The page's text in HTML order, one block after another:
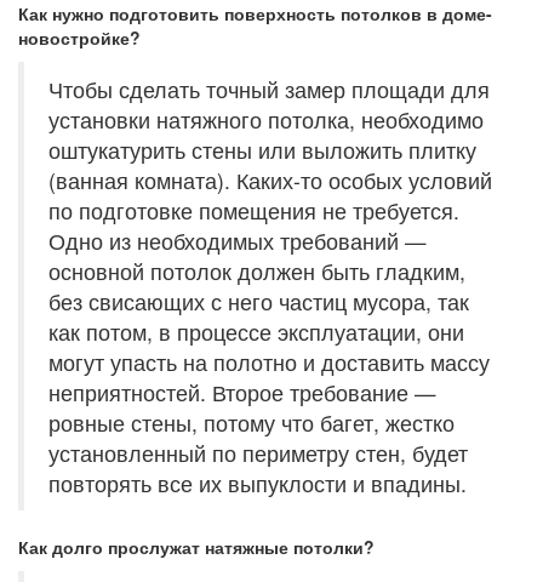
Как нужно подготовить поверхность потолков в доме-
новостройке?
Чтобы сделать точный замер площади для
установки натяжного потолка, необходимо
оштукатурить стены или выложить плитку
(ванная комната). Каких-то особых условий
по подготовке помещения не требуется.
Одно из необходимых требований —
основной потолок должен быть гладким,
без свисающих с него частиц мусора, так
как потом, в процессе эксплуатации, они
могут упасть на полотно и доставить массу
неприятностей. Второе требование —
ровные стены, потому что багет, жестко
установленный по периметру стен, будет
повторять все их выпуклости и впадины.
Как долго прослужат натяжные потолки?